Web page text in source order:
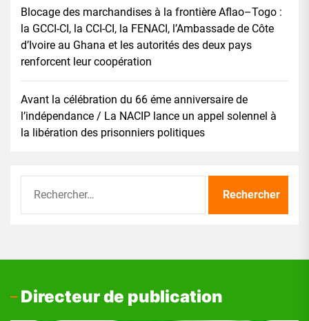
Blocage des marchandises à la frontière Aflao–Togo :
la GCCI-CI, la CCI-CI, la FENACI, l’Ambassade de Côte
d’Ivoire au Ghana et les autorités des deux pays
renforcent leur coopération
Avant la célébration du 66 éme anniversaire de
l’indépendance / La NACIP lance un appel solennel à
la libération des prisonniers politiques
Directeur de publication